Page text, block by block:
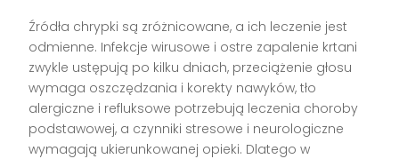
Źródła chrypki są zróżnicowane, a ich leczenie jest
odmienne. Infekcje wirusowe i ostre zapalenie krtani
zwykle ustępują po kilku dniach, przeciążenie głosu
wymaga oszczędzania i korekty nawyków, tło
alergiczne i refluksowe potrzebują leczenia choroby
podstawowej, a czynniki stresowe i neurologiczne
wymagają ukierunkowanej opieki. Dlatego w